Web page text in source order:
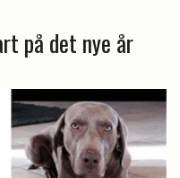
på det nye år